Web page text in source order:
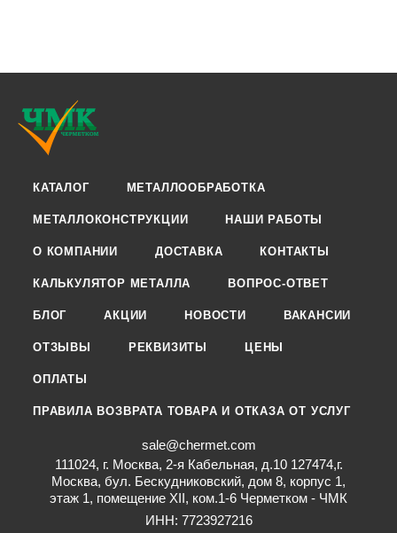
КАТАЛОГ МЕТАЛЛООБРАБОТКА
МЕТАЛЛОКОНСТРУКЦИИ НАШИ РАБОТЫ
О КОМПАНИИ ДОСТАВКА КОНТАКТЫ
КАЛЬКУЛЯТОР МЕТАЛЛА ВОПРОС-ОТВЕТ
БЛОГ АКЦИИ НОВОСТИ ВАКАНСИИ
ОТЗЫВЫ РЕКВИЗИТЫ ЦЕНЫ
ОПЛАТЫ
ПРАВИЛА ВОЗВРАТА ТОВАРА И ОТКАЗА ОТ УСЛУГ
sale@chermet.com
111024, г. Москва, 2-я Кабельная, д.10 127474,г.
Москва, бул. Бескудниковский, дом 8, корпус 1,
этаж 1, помещение XII, ком.1-6 Черметком - ЧМК
ИНН: 7723927216